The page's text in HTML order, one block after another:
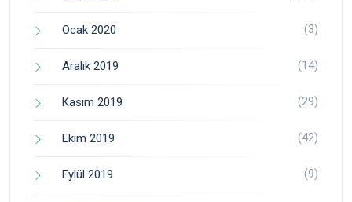
Ocak 2020 (3)
Aralık 2019 (14)
Kasım 2019 (29)
Ekim 2019 (42)
Eylül 2019 (9)